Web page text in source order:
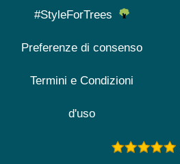
#StyleForTrees
Preferenze di consenso
Termini e Condizioni
d'uso